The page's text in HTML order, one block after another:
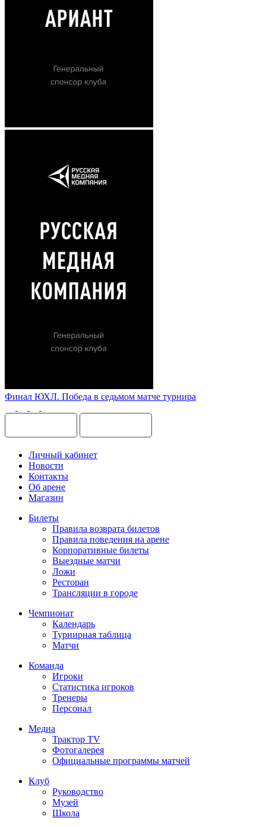
Финал ЮХЛ. Победа в седьмом матче турнира
Личный кабинет
Новости
Контакты
Об арене
Магазин
Билеты
Правила возврата билетов
Правила поведения на арене
Корпоративные билеты
Выездные матчи
Ложи
Ресторан
Трансляции в городе
Чемпионат
Календарь
Турнирная таблица
Матчи
Команда
Игроки
Статистика игроков
Тренеры
Персонал
Медиа
Трактор TV
Фотогалерея
Официальные программы матчей
Клуб
Руководство
Музей
Школа